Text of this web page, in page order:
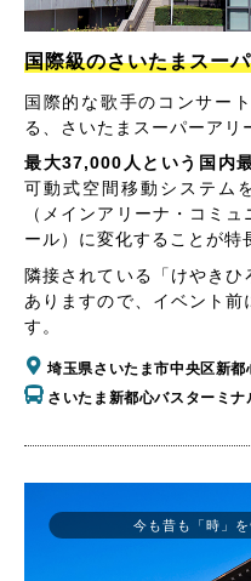
国際級のさいたまスー
国際的な歌手のコンサー
る、さいたまスーパーアリ
最大37,000人という国内
可動式空間移動システム
（メインアリーナ・コミ
ール）に変化することが特
隣接されている「けやき
ありますので、イベント前
す。
埼玉県さいたま市中央区新都
さいたま新都心バスターミナ
今も昔も「時」